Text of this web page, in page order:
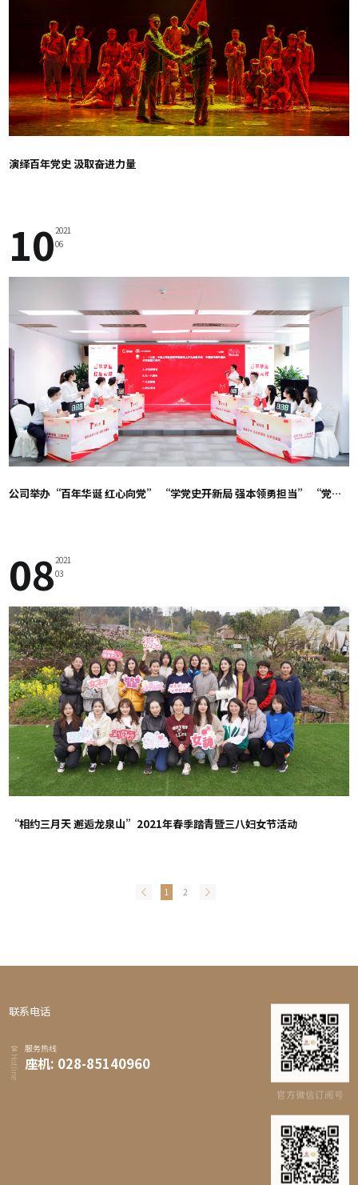
演绎百年党史 汲取奋进力量
102021
06
公司举办“百年华诞 红心向党” “学党史开新局 强本领勇担当” “党史+业务”知识竞赛
082021
03
“相约三月天 邂逅龙泉山”2021年春季踏青暨三八妇女节活动
1 2
联系电话
Hotline
服务热线
座机: 028-85140960
官方微信订阅号